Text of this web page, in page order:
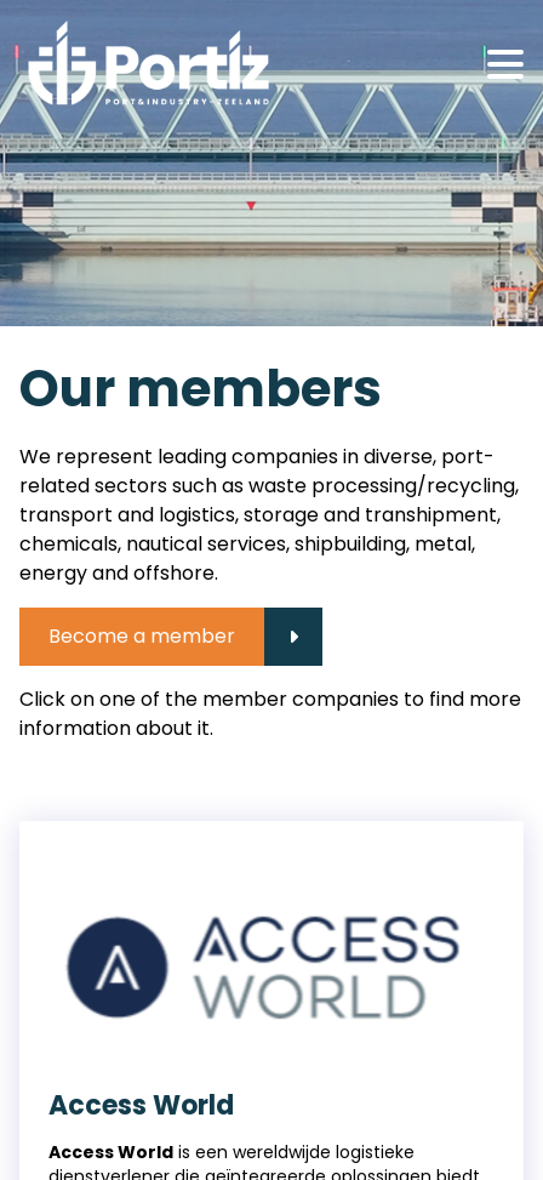
Our members
We represent leading companies in diverse, port-
related sectors such as waste processing/recycling,
transport and logistics, storage and transhipment,
chemicals, nautical services, shipbuilding, metal,
energy and offshore.
Become a member
Click on one of the member companies to find more
information about it.
Access World
Access World is een wereldwijde logistieke